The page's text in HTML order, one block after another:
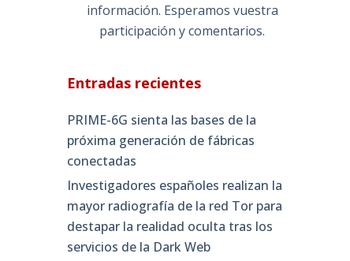
información. Esperamos vuestra
participación y comentarios.
Entradas recientes
PRIME-6G sienta las bases de la
próxima generación de fábricas
conectadas
Investigadores españoles realizan la
mayor radiografía de la red Tor para
destapar la realidad oculta tras los
servicios de la Dark Web